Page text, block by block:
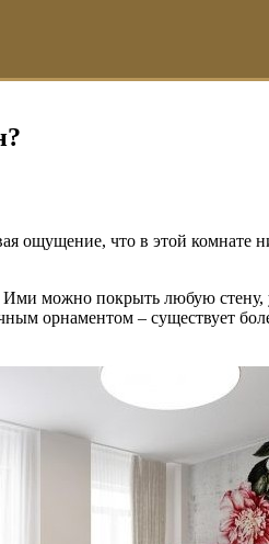
ощущение, что в этой
можно покрыть любую
орнаментом – существует